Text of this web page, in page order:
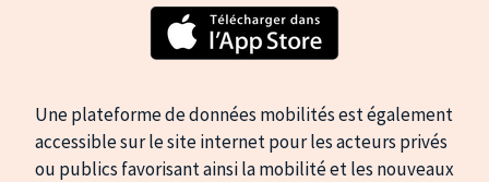
Une plateforme de données mobilités est également
accessible sur le site internet pour les acteurs privés
ou publics favorisant ainsi la mobilité et les nouveaux